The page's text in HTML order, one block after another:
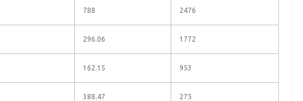
788 2476
296.06 1772
162.15 953
388.47 275